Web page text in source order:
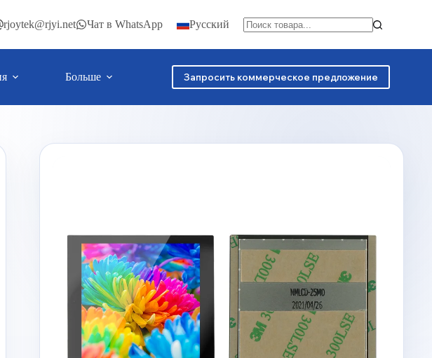
rjoytek@rjyi.net Чат в WhatsApp Русский
Больше Запросить коммерческое предложение